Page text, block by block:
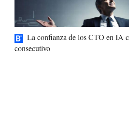
La confianza de los CTO en IA
consecutivo